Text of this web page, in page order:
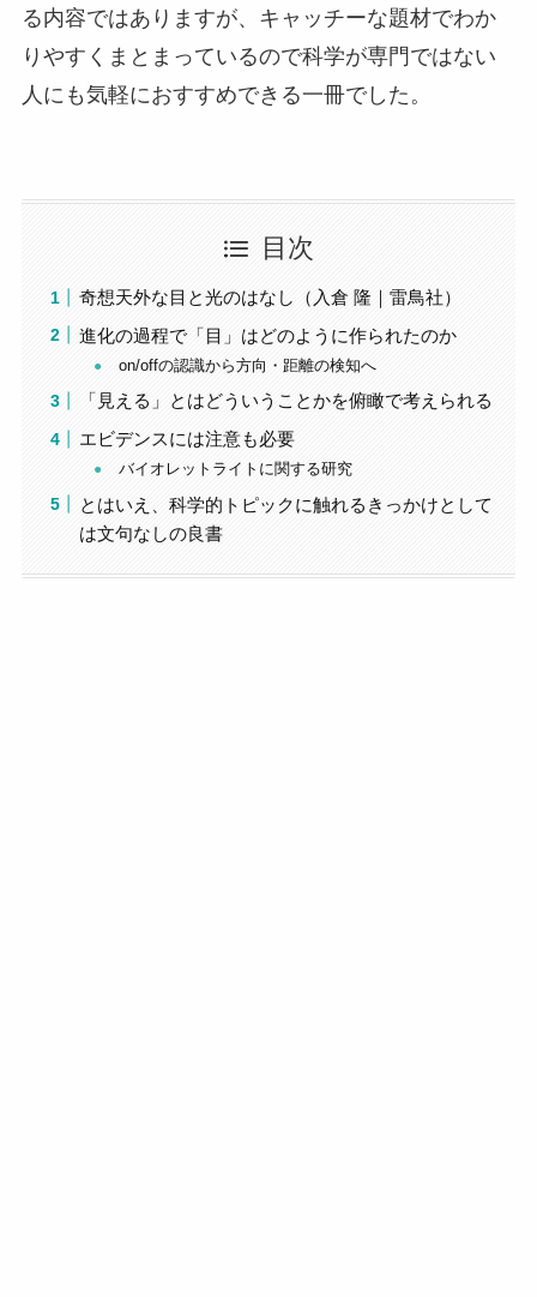
る内容ではありますが、キャッチーな題材でわか
りやすくまとまっているので科学が専門ではない
人にも気軽におすすめできる一冊でした。
目次
奇想天外な目と光のはなし（入倉 隆｜雷鳥社）
進化の過程で「目」はどのように作られたのか
on/offの認識から方向・距離の検知へ
「見える」とはどういうことかを俯瞰で考えられる
エビデンスには注意も必要
バイオレットライトに関する研究
とはいえ、科学的トピックに触れるきっかけとして
は文句なしの良書